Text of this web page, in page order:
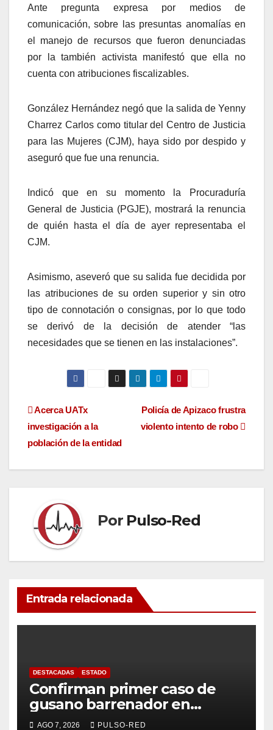
Ante pregunta expresa por medios de
comunicación, sobre las presuntas anomalías en
el manejo de recursos que fueron denunciadas
por la también activista manifestó que ella no
cuenta con atribuciones fiscalizables.
González Hernández negó que la salida de Yenny
Charrez Carlos como titular del Centro de Justicia
para las Mujeres (CJM), haya sido por despido y
aseguró que fue una renuncia.
Indicó que en su momento la Procuraduría
General de Justicia (PGJE), mostrará la renuncia
de quién hasta el día de ayer representaba el
CJM.
Asimismo, aseveró que su salida fue decidida por
las atribuciones de su orden superior y sin otro
tipo de connotación o consignas, por lo que todo
se derivó de la decisión de atender “las
necesidades que se tienen en las instalaciones”.
Navegación
de
entradas
Policía de Apizaco frustra
violento intento de robo
Acerca UATx
investigación a la
población de la entidad
Por Pulso-Red
Entrada relacionada
DESTACADAS ESTADO
Confirman primer caso de
gusano barrenador en
humano en Tlaxcala
AGO 7, 2026 PULSO-RED